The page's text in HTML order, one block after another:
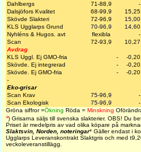
Dahlbergs
71-88,9
-
Dalsjöfors Kvalitet
68-99,9
15,25
Skövde Slakteri
72-96,9
15,00
KLS Ugglarps Grund
70-96,9
14,60
Nyhléns & Hugos. avt
flexibla
-
Scan
72-93,9
10,27
Avdrag
KLS Uggl. Ej GMO-fria
-
-0,20
Skövde. Ej integrerad
-
-0,20
Skövde. Ej GMO-fria
-
-0,20
-
Eko-grisar
Scan Krav
75-96,9
-
Scan Ekologisk
75-96,9
-
Gröna siffror =Ökning Röda = Minskning
a) Grisarna säljs till svenska slakterier. OBS! Du
Priset är medelpris av vad olika köpare på
Slaktsvin, Norden, noteringar* Gäller endast i
Ugglarps Leveranskontrakt Slaktgris och med t
veckoleveranstillägg.